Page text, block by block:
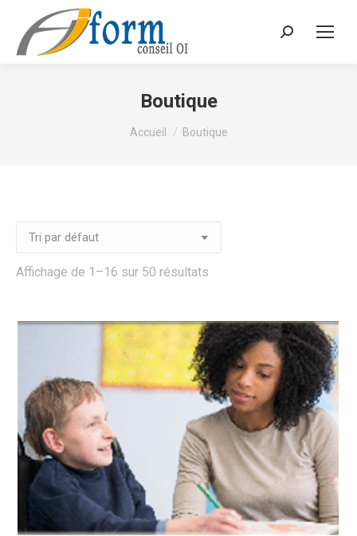
Recherche
Boutique
Vous êtes ici :
Accueil Boutique
Affichage de 1–16 sur 50 résultats